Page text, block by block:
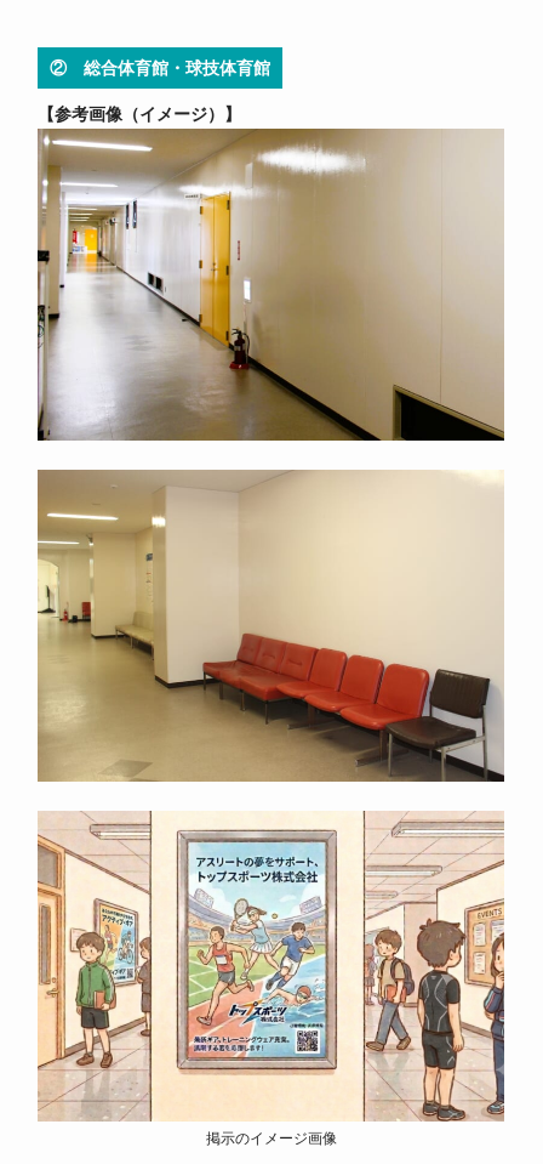
② 総合体育館・球技体育館
参考画像（イメージ）
掲示のイメージ画像